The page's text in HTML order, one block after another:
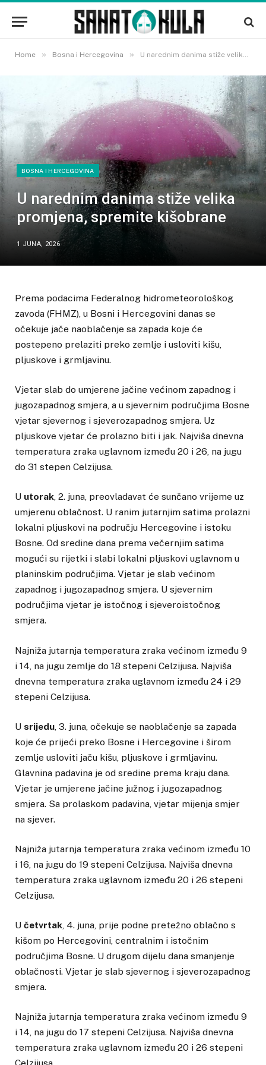
Home » Bosna i Hercegovina » U narednim danima stiže velika promjena, spremite kišobrane
BOSNA I HERCEGOVINA
U narednim danima stiže velika
promjena, spremite kišobrane
1 JUNA, 2026
Prema podacima Federalnog hidrometeorološkog
zavoda (FHMZ), u Bosni i Hercegovini danas se
očekuje jače naoblačenje sa zapada koje će
postepeno prelaziti preko zemlje i usloviti kišu,
pljuskove i grmljavinu.
Vjetar slab do umjerene jačine većinom zapadnog i
jugozapadnog smjera, a u sjevernim područjima Bosne
vjetar sjevernog i sjeverozapadnog smjera. Uz
pljuskove vjetar će prolazno biti i jak. Najviša dnevna
temperatura zraka uglavnom između 20 i 26, na jugu
do 31 stepen Celzijusa.
U utorak, 2. juna, preovladavat će sunčano vrijeme uz
umjerenu oblačnost. U ranim jutarnjim satima prolazni
lokalni pljuskovi na području Hercegovine i istoku
Bosne. Od sredine dana prema večernjim satima
mogući su rijetki i slabi lokalni pljuskovi uglavnom u
planinskim područjima. Vjetar je slab većinom
zapadnog i jugozapadnog smjera. U sjevernim
područjima vjetar je istočnog i sjeveroistočnog
smjera.
Najniža jutarnja temperatura zraka većinom između 9
i 14, na jugu zemlje do 18 stepeni Celzijusa. Najviša
dnevna temperatura zraka uglavnom između 24 i 29
stepeni Celzijusa.
U srijedu , 3. juna, očekuje se naoblačenje sa zapada
koje će prijeći preko Bosne i Hercegovine i širom
zemlje usloviti jaču kišu, pljuskove i grmljavinu.
Glavnina padavina je od sredine prema kraju dana.
Vjetar je umjerene jačine južnog i jugozapadnog
smjera. Sa prolaskom padavina, vjetar mijenja smjer
na sjever.
Najniža jutarnja temperatura zraka većinom između 10
i 16, na jugu do 19 stepeni Celzijusa. Najviša dnevna
temperatura zraka uglavnom između 20 i 26 stepeni
Celzijusa.
U četvrtak, 4. juna, prije podne pretežno oblačno s
kišom po Hercegovini, centralnim i istočnim
područjima Bosne. U drugom dijelu dana smanjenje
oblačnosti. Vjetar je slab sjevernog i sjeverozapadnog
smjera.
Najniža jutarnja temperatura zraka većinom između 9
i 14, na jugu do 17 stepeni Celzijusa. Najviša dnevna
temperatura zraka uglavnom između 20 i 26 stepeni